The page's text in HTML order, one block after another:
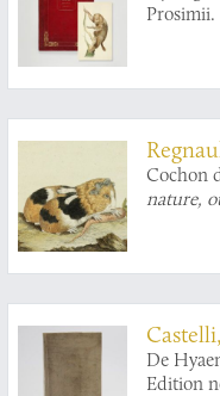
Cochon
nature,
De
Edition